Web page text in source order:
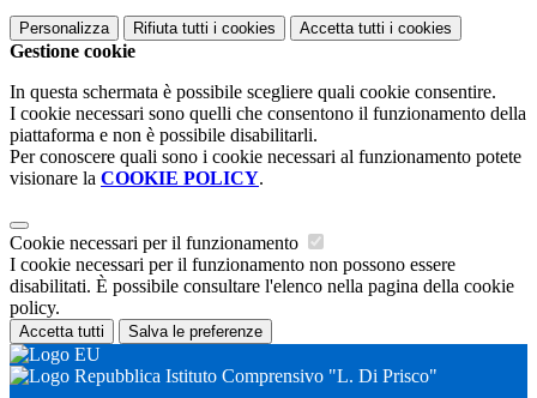
Personalizza Rifiuta tutti i cookies Accetta tutti i cookies
Gestione cookie
In questa schermata è possibile scegliere quali cookie consentire.
I cookie necessari sono quelli che consentono il funzionamento della
piattaforma e non è possibile disabilitarli.
Per conoscere quali sono i cookie necessari al funzionamento potete
visionare la COOKIE POLICY.
Cookie necessari per il funzionamento
I cookie necessari per il funzionamento non possono essere
disabilitati. È possibile consultare l'elenco nella pagina della cookie
policy.
Accetta tutti Salva le preferenze
Istituto Comprensivo "L. Di Prisco"